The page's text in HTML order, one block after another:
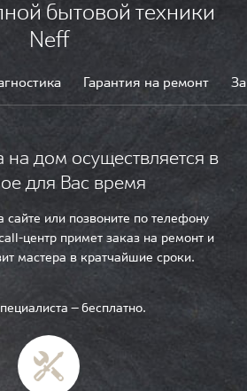
бытовой техники
Neff
Гарантия на ремонт
на дом осуществляется в
для Вас время
сайте или позвоните по телефону
центр примет заказ на ремонт и
мастера в кратчайшие сроки.
— бесплатно.